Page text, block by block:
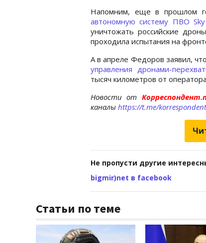
Напомним, еще в прошлом
автономную систему ПВО Sky
уничтожать российские
проходила испытания на
А в апреле Федоров заявил,
управления дронами-
тысяч километров от
Новости от
каналы https://t.me/
Не пропусти другие
bigmir)net в facebook
Статьи по теме